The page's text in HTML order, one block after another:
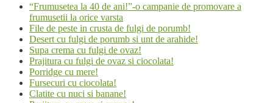
“Frumusetea la 40 de ani!”-o campanie de promovare a
frumusetii la orice varsta
File de peste in crusta de fulgi de porumb!
Desert cu fulgi de porumb si unt de arahide!
Supa crema cu fulgi de ovaz!
Prajitura cu fulgi de ovaz si ciocolata!
Porridge cu mere!
Fursecuri cu ciocolata!
Clatite cu nuci si banane!